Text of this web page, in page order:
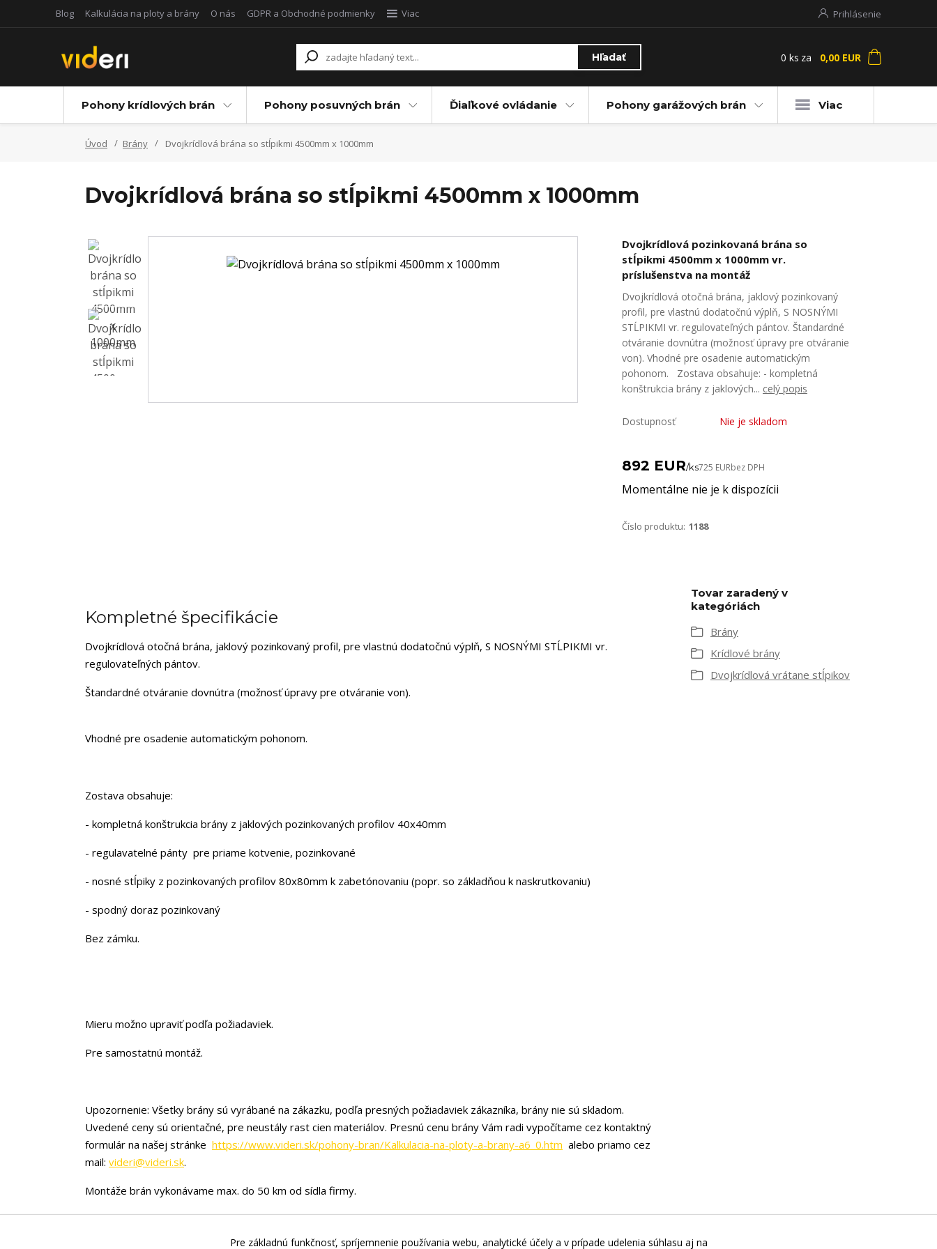
Blog Kalkulácia na ploty a brány O nás GDPR a Obchodné podmienky Viac Prihlásenie
Hľadať 0 ks za 0,00 EUR
Pohony krídlových brán Pohony posuvných brán Ďiaľkové ovládanie Pohony garážových brán Viac
Úvod Brány Dvojkrídlová brána so stĺpikmi 4500mm x 1000mm
Dvojkrídlová brána so stĺpikmi 4500mm x 1000mm
Dvojkrídlová pozinkovaná brána so
stĺpikmi 4500mm x 1000mm vr.
príslušenstva na montáž
Dvojkrídlová otočná brána, jaklový pozinkovaný
profil, pre vlastnú dodatočnú výplň, S NOSNÝMI
STĹPIKMI vr. regulovateľných pántov. Štandardné
otváranie dovnútra (možnosť úpravy pre otváranie
von). Vhodné pre osadenie automatickým
pohonom. Zostava obsahuje: - kompletná
konštrukcia brány z jaklových... celý popis
Dostupnosť Nie je skladom
892 EUR/ks725 EURbez DPH
Momentálne nie je k dispozícii
Číslo produktu: 1188
Kompletné špecifikácie
Dvojkrídlová otočná brána, jaklový pozinkovaný profil, pre vlastnú dodatočnú výplň, S NOSNÝMI STĹPIKMI vr.
regulovateľných pántov.
Štandardné otváranie dovnútra (možnosť úpravy pre otváranie von).
Vhodné pre osadenie automatickým pohonom.
Zostava obsahuje:
- kompletná konštrukcia brány z jaklových pozinkovaných profilov 40x40mm
- regulavatelné pánty pre priame kotvenie, pozinkované
- nosné stĺpiky z pozinkovaných profilov 80x80mm k zabetónovaniu (popr. so základňou k naskrutkovaniu)
- spodný doraz pozinkovaný
Bez zámku.
Mieru možno upraviť podľa požiadaviek.
Pre samostatnú montáž.
Upozornenie: Všetky brány sú vyrábané na zákazku, podľa presných požiadaviek zákazníka, brány nie sú skladom.
Uvedené ceny sú orientačné, pre neustály rast cien materiálov. Presnú cenu brány Vám radi vypočítame cez kontaktný
formulár na našej stránke https://www.videri.sk/pohony-bran/Kalkulacia-na-ploty-a-brany-a6_0.htm alebo priamo cez
mail: videri@videri.sk.
Montáže brán vykonávame max. do 50 km od sídla firmy.
Tovar zaradený v
kategóriách
Brány
Krídlové brány
Dvojkrídlová vrátane stĺpikov
Pre základnú funkčnosť, spríjemnenie používania webu, analytické účely a v prípade udelenia súhlasu aj na